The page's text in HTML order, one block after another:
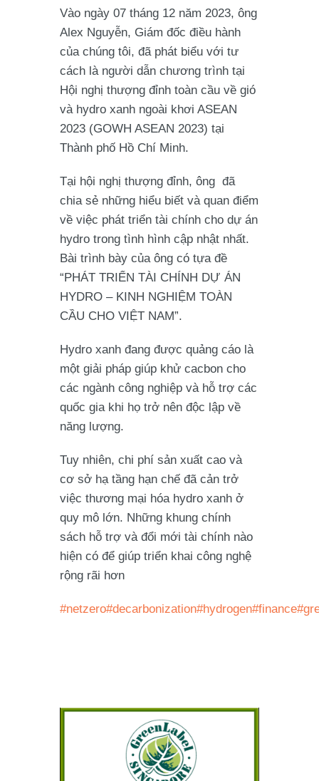
Vào ngày 07 tháng 12 năm 2023, ông
Alex Nguyễn, Giám đốc điều hành
của chúng tôi, đã phát biểu với tư
cách là người dẫn chương trình tại
Hội nghị thượng đỉnh toàn cầu về gió
và hydro xanh ngoài khơi ASEAN
2023 (GOWH ASEAN 2023) tại
Thành phố Hồ Chí Minh.
Tại hội nghị thượng đỉnh, ông đã
chia sẻ những hiểu biết và quan điểm
về việc phát triển tài chính cho dự án
hydro trong tình hình cập nhật nhất.
Bài trình bày của ông có tựa đề
“PHÁT TRIỂN TÀI CHÍNH DỰ ÁN
HYDRO – KINH NGHIỆM TOÀN
CẦU CHO VIỆT NAM”.
Hydro xanh đang được quảng cáo là
một giải pháp giúp khử cacbon cho
các ngành công nghiệp và hỗ trợ các
quốc gia khi họ trở nên độc lập về
năng lượng.
Tuy nhiên, chi phí sản xuất cao và
cơ sở hạ tầng hạn chế đã cản trở
việc thương mại hóa hydro xanh ở
quy mô lớn. Những khung chính
sách hỗ trợ và đổi mới tài chính nào
hiện có để giúp triển khai công nghệ
rộng rãi hơn
#netzero#decarbonization#hydrogen#finance